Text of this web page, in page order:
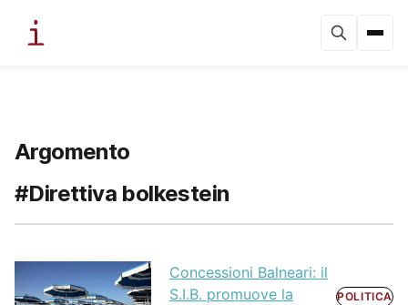
Argomento
#Direttiva bolkestein
Concessioni Balneari: il
S.I.B. promuove la
POLITICA